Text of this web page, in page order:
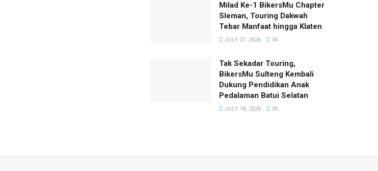
Milad Ke-1 BikersMu Chapter
Sleman, Touring Dakwah
Tebar Manfaat hingga Klaten
JULY 27, 2026 34
Tak Sekadar Touring,
BikersMu Sulteng Kembali
Dukung Pendidikan Anak
Pedalaman Batui Selatan
JULY 18, 2026 30